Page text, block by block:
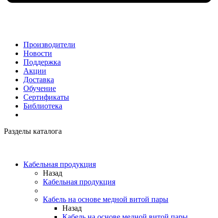
Производители
Новости
Поддержка
Акции
Доставка
Обучение
Сертификаты
Библиотека
Разделы каталога
Кабельная продукция
Назад
Кабельная продукция
Кабель на основе медной витой пары
Назад